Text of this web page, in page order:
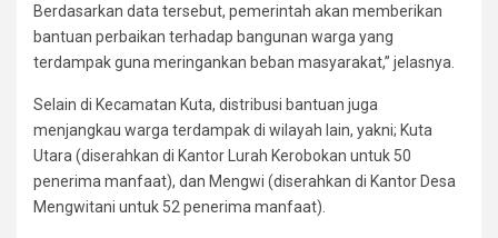
Berdasarkan data tersebut, pemerintah akan memberikan
bantuan perbaikan terhadap bangunan warga yang
terdampak guna meringankan beban masyarakat,” jelasnya.
Selain di Kecamatan Kuta, distribusi bantuan juga
menjangkau warga terdampak di wilayah lain, yakni; Kuta
Utara (diserahkan di Kantor Lurah Kerobokan untuk 50
penerima manfaat), dan Mengwi (diserahkan di Kantor Desa
Mengwitani untuk 52 penerima manfaat).